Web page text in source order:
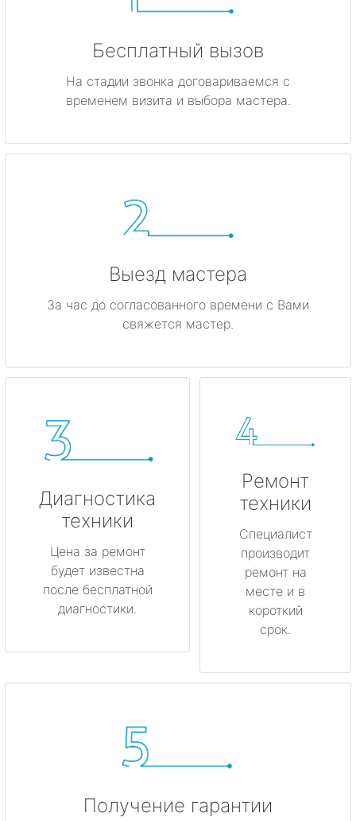
Бесплатный вызов
На стадии звонка договариваемся с
временем визита и выбора мастера.
Выезд мастера
За час до согласованного времени с Вами
свяжется мастер.
Диагностика
техники
Цена за ремонт
будет известна
после бесплатной
диагностики.
Ремонт
техники
Специалист
производит
ремонт на
месте и в
короткий
срок.
Получение гарантии